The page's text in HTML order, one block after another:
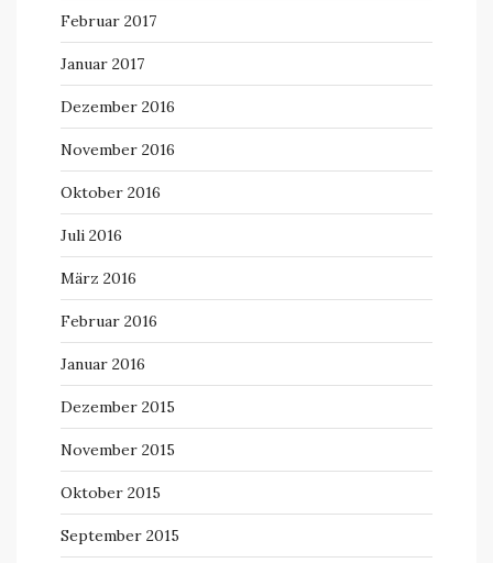
Februar 2017
Januar 2017
Dezember 2016
November 2016
Oktober 2016
Juli 2016
März 2016
Februar 2016
Januar 2016
Dezember 2015
November 2015
Oktober 2015
September 2015